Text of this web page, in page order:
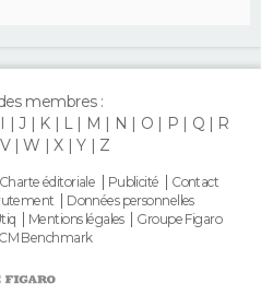
membres :
I J K L M N O P Q
R
V W X Y Z
Charte éditoriale Publicité
Contact
Données personnelles
Mentions légales
Groupe Figaro
Benchmark